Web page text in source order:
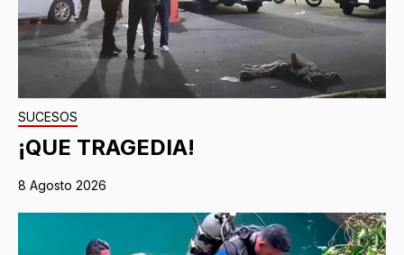
SUCESOS
¡QUE TRAGEDIA!
8 Agosto 2026